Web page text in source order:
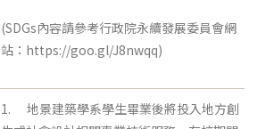
(SDGs內容請參考行政院永續發展委員會網
站：https://goo.gl/J8nwqq)
1. 地景建築學系學生畢業後將投入地方創